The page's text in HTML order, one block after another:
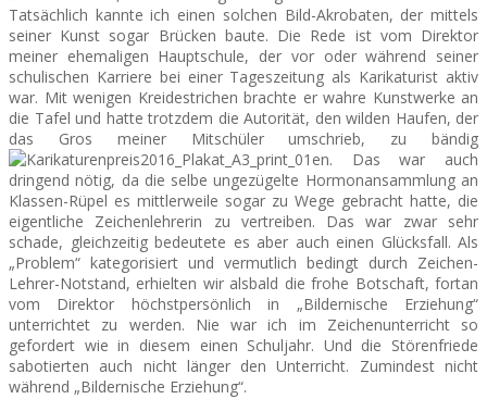
Tatsächlich kannte ich einen solchen Bild-Akrobaten, der mittels
seiner Kunst sogar Brücken baute. Die Rede ist vom Direktor
meiner ehemaligen Hauptschule, der vor oder während seiner
schulischen Karriere bei einer Tageszeitung als Karikaturist aktiv
war. Mit wenigen Kreidestrichen brachte er wahre Kunstwerke an
die Tafel und hatte trotzdem die Autorität, den wilden Haufen, der
das Gros meiner Mitschüler umschrieb, zu bändig
en. Das war auch
dringend nötig, da die selbe ungezügelte Hormonansammlung an
Klassen-Rüpel es mittlerweile sogar zu Wege gebracht hatte, die
eigentliche Zeichenlehrerin zu vertreiben. Das war zwar sehr
schade, gleichzeitig bedeutete es aber auch einen Glücksfall. Als
„Problem“ kategorisiert und vermutlich bedingt durch Zeichen-
Lehrer-Notstand, erhielten wir alsbald die frohe Botschaft, fortan
vom Direktor höchstpersönlich in „Bildernische Erziehung“
unterrichtet zu werden. Nie war ich im Zeichenunterricht so
gefordert wie in diesem einen Schuljahr. Und die Störenfriede
sabotierten auch nicht länger den Unterricht. Zumindest nicht
während „Bildernische Erziehung“.